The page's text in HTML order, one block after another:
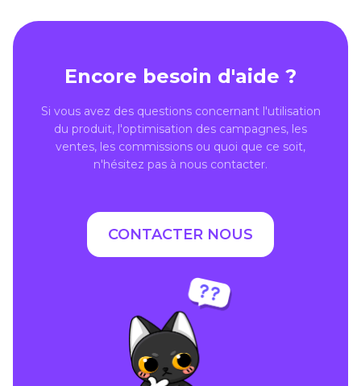
Encore besoin d'aide ?
Si vous avez des questions concernant l'utilisation
du produit, l'optimisation des campagnes, les
ventes, les commissions ou quoi que ce soit,
n'hésitez pas à nous contacter.
CONTACTER NOUS